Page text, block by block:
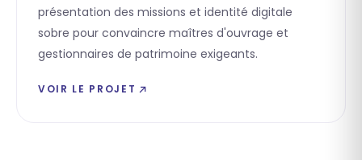
présentation des missions et identité digitale
sobre pour convaincre maîtres d'ouvrage et
gestionnaires de patrimoine exigeants.
VOIR LE PROJET